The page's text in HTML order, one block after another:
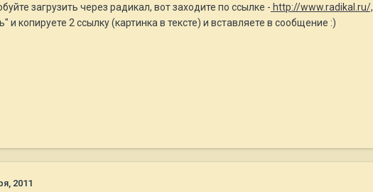
загрузить через радикал, вот заходите по ссылке - http://www.radikal.ru/,
и копируете 2 ссылку (картинка в тексте) и вставляете в сообщение :)
2011